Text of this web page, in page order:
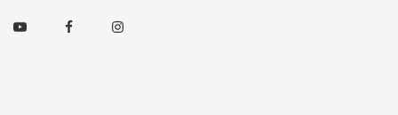
Youtube FacebookInstagram